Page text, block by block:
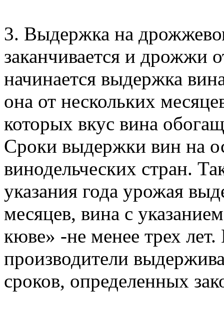
3. Выдержка на
заканчивается и дрожжи
начинается выдержка
она от нескольких
которых вкус вина
Сроки выдержки вин на
винодельческих стран.
указания года урожая
месяцев, вина с
кюве» -не менее трех
производители
сроков, определенных